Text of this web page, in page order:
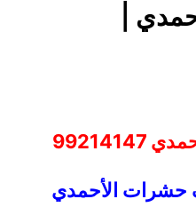
|
حشرات الأحمدي